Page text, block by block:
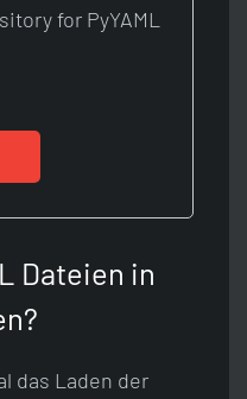
for PyYAML
Dateien in
das Laden der